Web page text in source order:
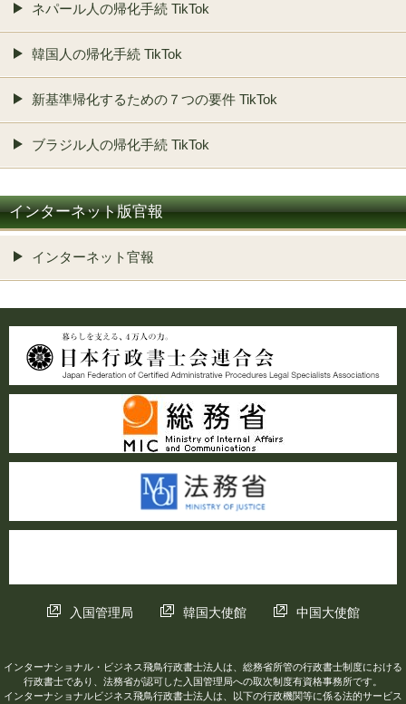
ネパール人の帰化手続 TikTok
韓国人の帰化手続 TikTok
新基準帰化するための７つの要件 TikTok
ブラジル人の帰化手続 TikTok
インターネット版官報
インターネット官報
入国管理局 韓国大使館 中国大使館
インターナショナル・ビジネス飛鳥行政書士法人は、総務省所管の行政書士制度における
行政書士であり、法務省が認可した入国管理局への取次制度有資格事務所です。
インターナショナルビジネス飛鳥行政書士法人は、以下の行政機関等に係る法的サービス